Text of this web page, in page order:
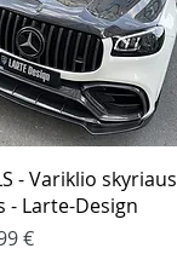
Greita peržiūra
- Variklio skyriaus
- Larte-Design
€